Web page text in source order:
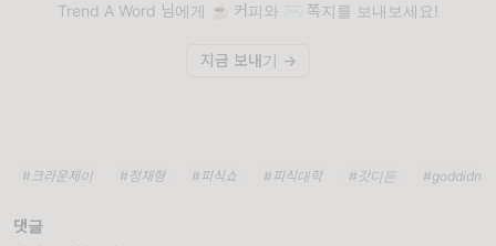
Trend A Word 님에게 ☕️ 커피와 ✉️ 쪽지를 보내보세요!
지금 보내기 →
#크라운제이 #정재형 #피식쇼 #피식대학 #갓디든 #goddidnt
댓글